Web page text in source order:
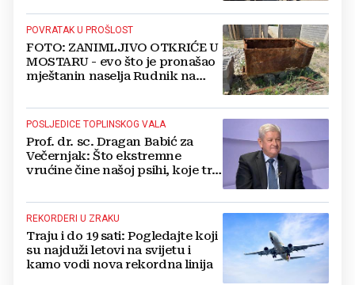
POVRATAK U PROŠLOST
FOTO: ZANIMLJIVO OTKRIĆE U
MOSTARU - evo što je pronašao
mještanin naselja Rudnik na
POSLJEDICE TOPLINSKOG VALA
Prof. dr. sc. Dragan Babić za
Večernjak: Što ekstremne
vrućine čine našoj psihi, koje tri
boriti...
REKORDERI U ZRAKU
Traju i do 19 sati: Pogledajte koji
su najduži letovi na svijetu i
kamo vodi nova rekordna linija